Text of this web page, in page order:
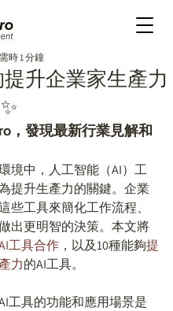
升企業家生產力
時 1 分鐘
，發現最新行業見解和
境中，人工智能（AI）工
提升生產力的關鍵。企業
些工具來簡化工作流程、
出更明智的決策。本文將
工具合作 ，以及10種能夠提
力的AI工具。
工具的功能和應用場景是